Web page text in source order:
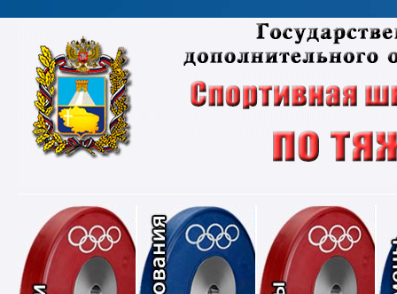
Новости Соревнования